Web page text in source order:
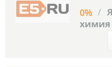
0% /
химия